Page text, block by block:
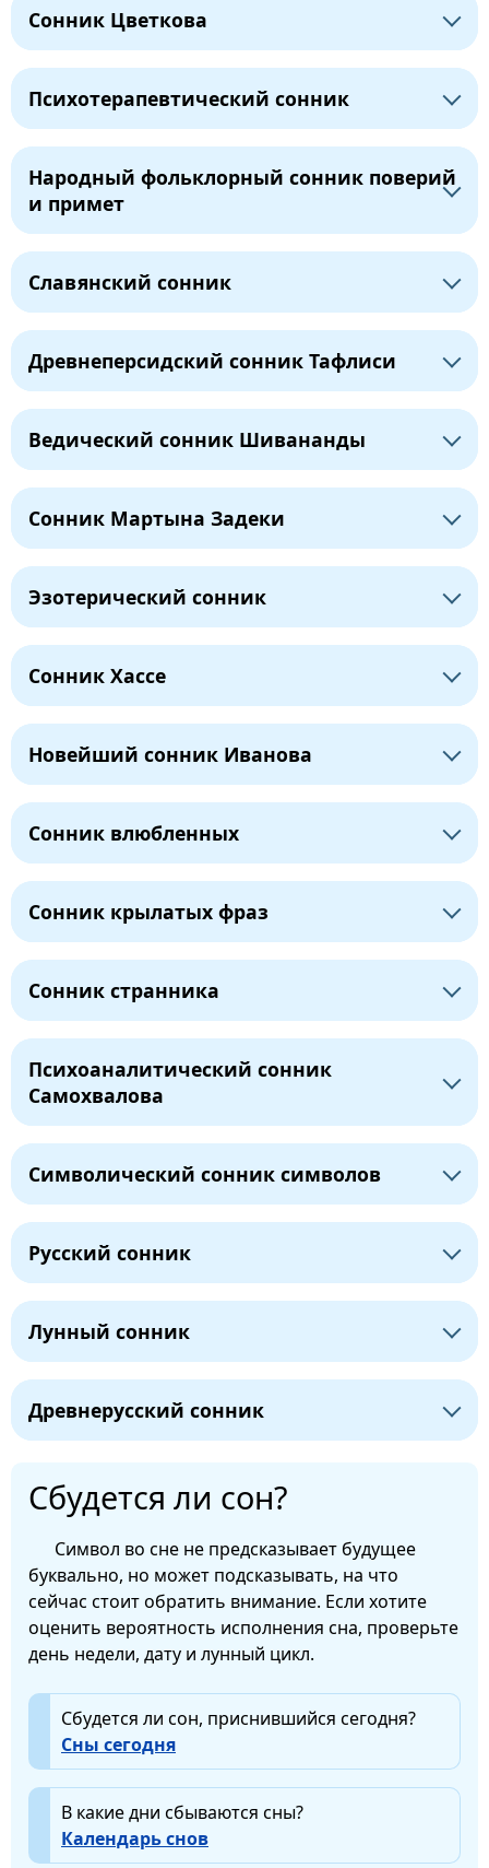
Сонник Цветкова
Психотерапевтический сонник
Народный фольклорный сонник поверий
и примет
Славянский сонник
Древнеперсидский сонник Тафлиси
Ведический сонник Шивананды
Сонник Мартына Задеки
Эзотерический сонник
Сонник Хассе
Новейший сонник Иванова
Сонник влюбленных
Сонник крылатых фраз
Сонник странника
Психоаналитический сонник
Самохвалова
Символический сонник символов
Русский сонник
Лунный сонник
Древнерусский сонник
Сбудется ли сон?
Символ во сне не предсказывает будущее
буквально, но может подсказывать, на что
сейчас стоит обратить внимание. Если хотите
оценить вероятность исполнения сна, проверьте
день недели, дату и лунный цикл.
Сбудется ли сон, приснившийся сегодня?
Сны сегодня
В какие дни сбываются сны?
Календарь снов